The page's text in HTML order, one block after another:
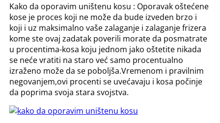
Kako da oporavim uništenu kosu : Oporavak oštećene
kose je proces koji ne može da bude izveden brzo i
koji i uz maksimalno vaše zalaganje i zalaganje frizera
kome ste ovaj zadatak poverili morate da posmatrate
u procentima-kosa koju jednom jako oštetite nikada
se neće vratiti na staro već samo procentualno
izraženo može da se poboljša.Vremenom i pravilnim
negovanjem,ovi procenti se uvećavaju i kosa počinje
da poprima svoja stara svojstva.